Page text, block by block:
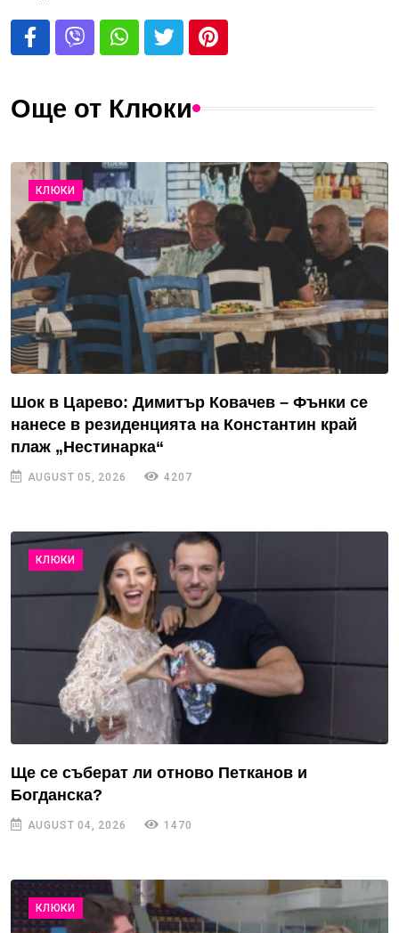
Още от Клюки
КЛЮКИ
Шок в Царево: Димитър Ковачев – Фънки се
нанесе в резиденцията на Константин край
плаж „Нестинарка“
AUGUST 05, 2026 4207
КЛЮКИ
Ще се съберат ли отново Петканов и
Богданска?
AUGUST 04, 2026 1470
КЛЮКИ